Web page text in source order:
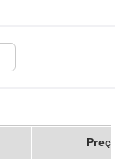
Preço